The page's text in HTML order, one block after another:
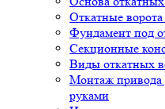
Откатные ворота
Фундамент под
Секционные
Виды откатных
Монтаж привода
руками